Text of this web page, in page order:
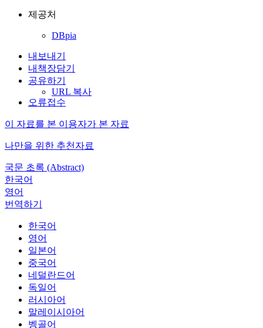
제공처
DBpia
내보내기
내책장담기
공유하기
URL 복사
오류접수
이 자료를 본 이용자가 본 자료
나만을 위한 추천자료
국문 초록 (Abstract)
한국어
영어
번역하기
한국어
영어
일본어
중국어
네덜란드어
독일어
러시아어
말레이시아어
벵골어